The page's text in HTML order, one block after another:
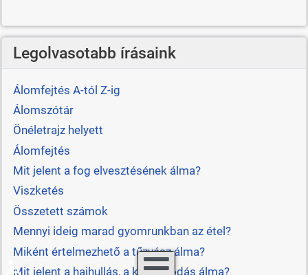
Legolvasotabb írásaink
Álomfejtés A-tól Z-ig
Álomszótár
Önéletrajz helyett
Álomfejtés
Mit jelent a fog elvesztésének álma?
Viszketés
Összetett számok
Mennyi ideig marad gyomrunkban az étel?
Miként értelmezhető a tűzvész álma?
Mit jelent a hajhullás, a kopaszodás álma?